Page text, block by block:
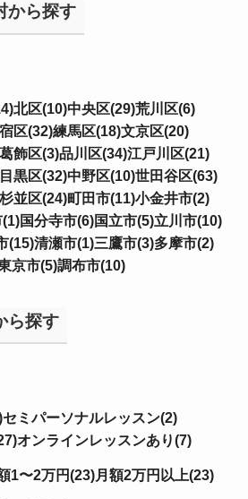
から探す
北区(10)中央区(29)荒川区(6)
区(32)練馬区(18)文京区(20)
飾区(3)品川区(34)江戸川区(21)
黒区(32)中野区(10)世田谷区(63)
並区(24)町田市(11)小金井市(2)
国分寺市(6)国立市(5)立川市(10)
(15)清瀬市(1)三鷹市(3)多摩市(2)
京市(5)調布市(10)
ら探す
セミパーソナルレッスン(2)
オンラインレッスンあり(7)
1〜2万円(23)月額2万円以上(23)